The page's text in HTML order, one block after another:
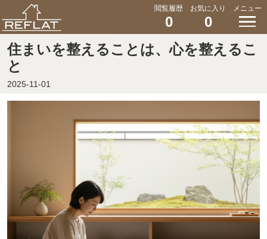
閲覧履歴
0
お気に入り
0
メニュー
住まいを整えることは、心を整えるこ
と
2025-11-01